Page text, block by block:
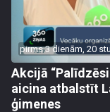
pirms 3 dienām, 20
Akcijā
aicina atbalstīt
ģimenes